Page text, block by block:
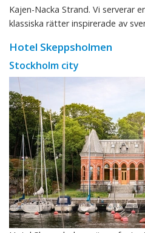
Kajen-Nacka Strand. Vi serverar
klassiska rätter inspirerade av
Hotel Skeppsholmen
Stockholm city